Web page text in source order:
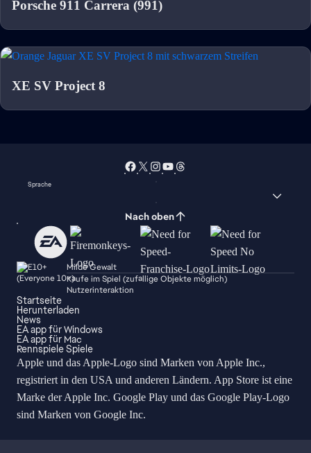
Porsche 911 Carrera (991)
XE SV Project 8
Sprache
Nach oben
Milde Gewalt
Käufe im Spiel (zufällige Objekte möglich)
Nutzerinteraktion
Startseite
Herunterladen
News
EA app für Windows
EA app für Mac
Rennspiele Spiele
Apple und das Apple-Logo sind Marken von Apple Inc.,
registriert in den USA und anderen Ländern. App Store ist eine
Marke der Apple Inc. Google Play und das Google Play-Logo
sind Marken von Google Inc.